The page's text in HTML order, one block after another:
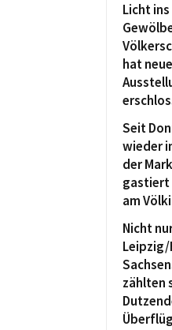
Licht
hat neue
Seit
wieder
der
gastiert
am Völki
Nicht
Leipzig/
zählten